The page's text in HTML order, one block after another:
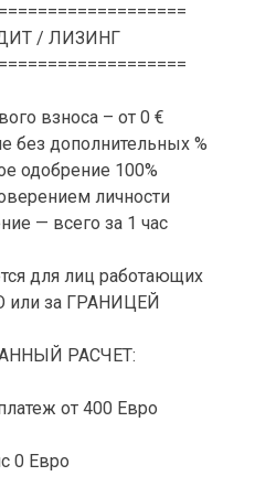
/ ЛИЗИНГ
взноса – от 0 €
без дополнительных %
одобрение 100%
личности
— всего за 1 час
для лиц работающих
за ГРАНИЦЕЙ
РАСЧЕТ:
от 400 Евро
0 Евро